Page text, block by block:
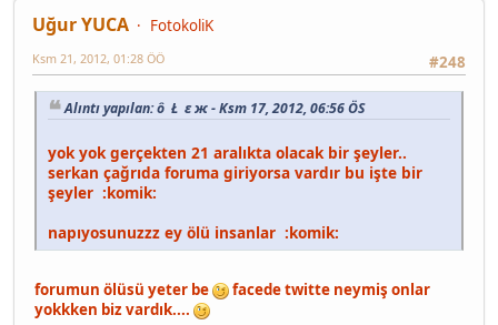
Uğur YUCA
FotokoliK
#248
Ksm 21, 2012, 01:28 ÖÖ
Alıntı yapılan: ô  Ł ε ж - Ksm 17, 2012, 06:56 ÖS
yok yok gerçekten 21 aralıkta olacak bir şeyler..
serkan çağrıda foruma giriyorsa vardır bu işte bir
şeyler :komik:
napıyosunuzzz ey ölü insanlar :komik:
forumun ölüsü yeter be
facede twitte neymiş onlar
yokkken biz vardık....